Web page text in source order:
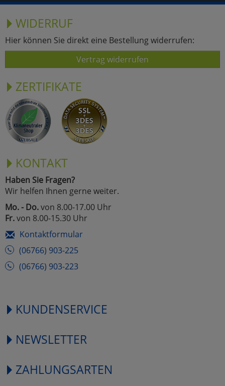
WIDERRUF
Hier können Sie direkt eine Bestellung widerrufen:
Vertrag widerrufen
ZERTIFIKATE
KONTAKT
Haben Sie Fragen?
Wir helfen Ihnen gerne weiter.
Mo. - Do.von 8.00-17.00 Uhr
Fr.von 8.00-15.30 Uhr
Kontaktformular
(06766) 903-225
(06766) 903-223
KUNDENSERVICE
NEWSLETTER
ZAHLUNGSARTEN